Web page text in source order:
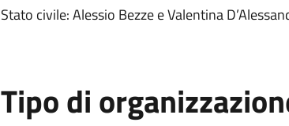
Stato civile: Alessio Bezze e Valentina
Tipo di